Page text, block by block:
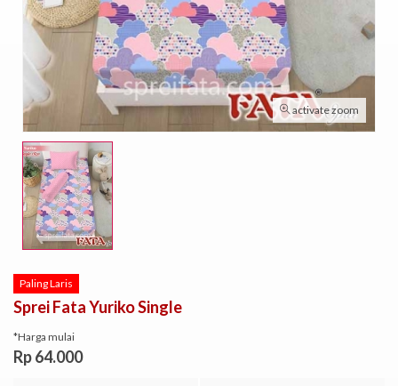
activate zoom
Paling Laris
Sprei Fata Yuriko Single
*Harga mulai
Rp 64.000